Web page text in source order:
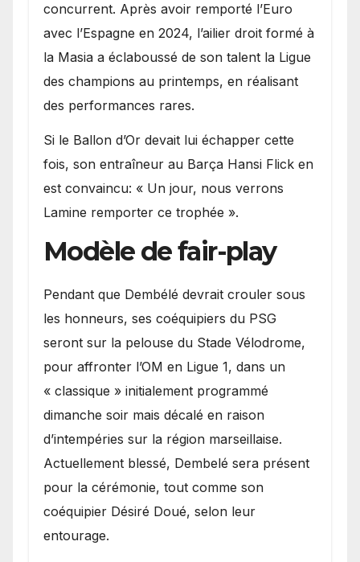
concurrent. Après avoir remporté l’Euro
avec l’Espagne en 2024, l’ailier droit formé à
la Masia a éclaboussé de son talent la Ligue
des champions au printemps, en réalisant
des performances rares.
Si le Ballon d’Or devait lui échapper cette
fois, son entraîneur au Barça Hansi Flick en
est convaincu: « Un jour, nous verrons
Lamine remporter ce trophée ».
Modèle de fair-play
Pendant que Dembélé devrait crouler sous
les honneurs, ses coéquipiers du PSG
seront sur la pelouse du Stade Vélodrome,
pour affronter l’OM en Ligue 1, dans un
« classique » initialement programmé
dimanche soir mais décalé en raison
d’intempéries sur la région marseillaise.
Actuellement blessé, Dembelé sera présent
pour la cérémonie, tout comme son
coéquipier Désiré Doué, selon leur
entourage.